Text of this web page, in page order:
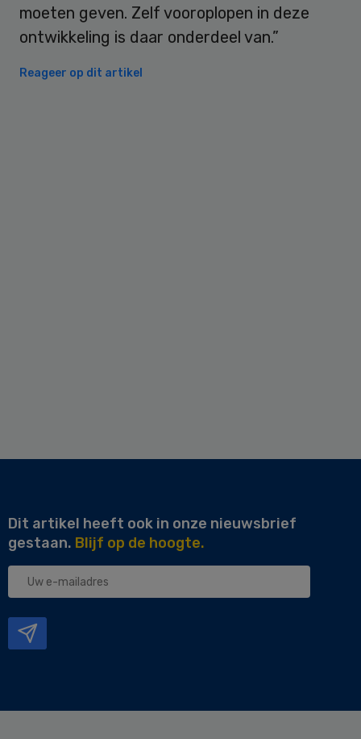
moeten geven. Zelf vooroplopen in deze
ontwikkeling is daar onderdeel van.”
Reageer op dit artikel
Dit artikel heeft ook in onze nieuwsbrief
gestaan. Blijf op de hoogte.
Uw